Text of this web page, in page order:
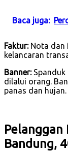
Baca juga:
Faktur:Nota dan
kelancaran
Banner:Spanduk
dilalui orang.
panas dan hujan.
Pelanggan
Bandung,